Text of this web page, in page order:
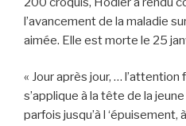
l’avancement de la maladie
aimée. Elle est morte le 25
« Jour après jour, …
s’applique à la tête de la
parfois jusqu’à l